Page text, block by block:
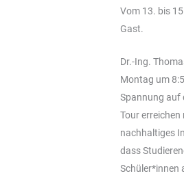
Vom 13. bis
Gast.
Dr.-Ing.
Montag um
Spannung auf
Tour
nachhaltiges
dass
Schüler*innen